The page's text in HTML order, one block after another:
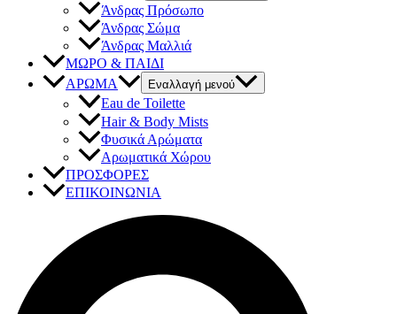
Άνδρας Πρόσωπο
Άνδρας Σώμα
Άνδρας Μαλλιά
ΜΩΡΟ & ΠΑΙΔΙ
ΑΡΩΜΑ
Εναλλαγή μενού
Eau de Toilette
Hair & Body Mists
Φυσικά Αρώματα
Αρωματικά Χώρου
ΠΡΟΣΦΟΡΕΣ
ΕΠΙΚΟΙΝΩΝΙΑ